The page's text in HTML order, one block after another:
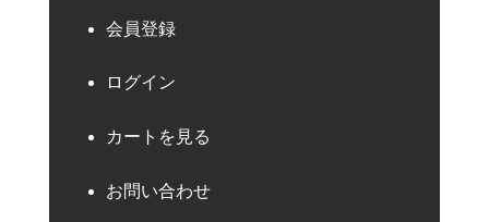
会員登録
ログイン
カートを見る
お問い合わせ